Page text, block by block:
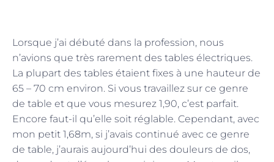
Lorsque j’ai débuté dans la profession, nous
n’avions que très rarement des tables électriques.
La plupart des tables étaient fixes à une hauteur de
65 – 70 cm environ. Si vous travaillez sur ce genre
de table et que vous mesurez 1,90, c’est parfait.
Encore faut-il qu’elle soit réglable. Cependant, avec
mon petit 1,68m, si j’avais continué avec ce genre
de table, j’aurais aujourd’hui des douleurs de dos,